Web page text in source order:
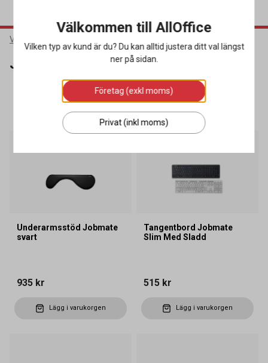
Varumärken
Jobmate
SORTERA
4 produkter
Underarmsstöd Jobmate
svart
935 kr
Lägg i varukorgen
Tangentbord Jobmate
Slim Med Sladd
515 kr
Lägg i varukorgen
Välkommen till AllOffice
Vilken typ av kund är du? Du kan alltid justera ditt val längst
ner på sidan.
Företag (exkl moms)
Privat (inkl moms)